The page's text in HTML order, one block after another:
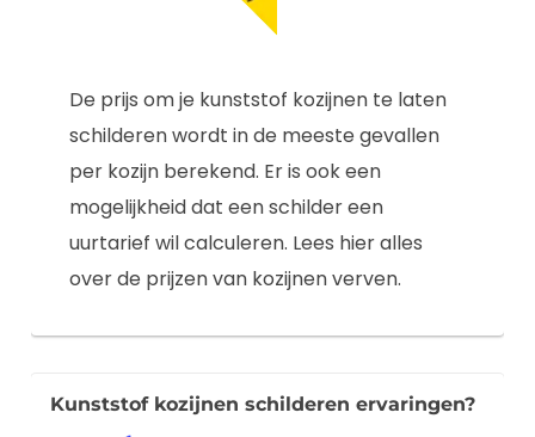
De prijs om je kunststof kozijnen te laten
schilderen wordt in de meeste gevallen
per kozijn berekend. Er is ook een
mogelijkheid dat een schilder een
uurtarief wil calculeren. Lees hier alles
over de prijzen van kozijnen verven.
Kunststof kozijnen schilderen ervaringen?